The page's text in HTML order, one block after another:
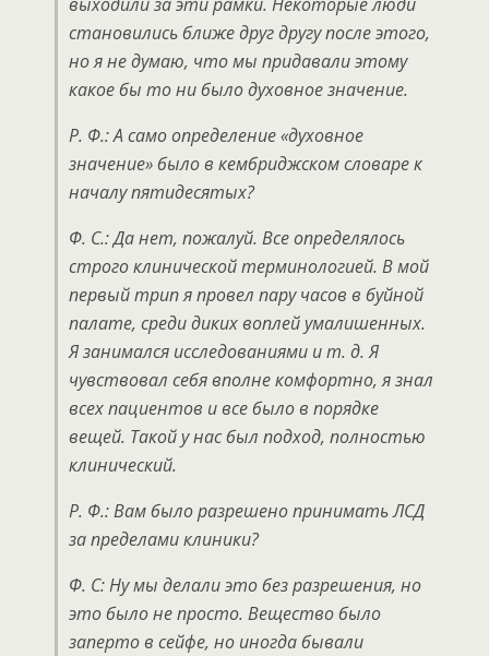
становились ближе друг другу после этого,
но я не думаю, что мы придавали этому
какое бы то ни было духовное значение.
Р. Ф.: А само определение «духовное
значение» было в кембриджском словаре к
началу пятидесятых?
Ф. С.: Да нет, пожалуй. Все определялось
строго клинической терминологией. В мой
первый трип я провел пару часов в буйной
палате, среди диких воплей умалишенных.
Я занимался исследованиями и т. д. Я
чувствовал себя вполне комфортно, я знал
всех пациентов и все было в порядке
вещей. Такой у нас был подход, полностью
клинический.
Р. Ф.: Вам было разрешено принимать ЛСД
за пределами клиники?
Ф. С: Ну мы делали это без разрешения, но
это было не просто. Вещество было
заперто в сейфе, но иногда бывали